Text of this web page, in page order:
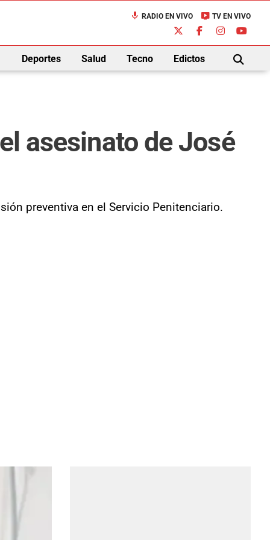
mic RADIO EN VIVO live_tv TV EN VIVO
Deportes Salud Tecno Edictos
BUSCAR
asesinato de José
preventiva en el Servicio Penitenciario.